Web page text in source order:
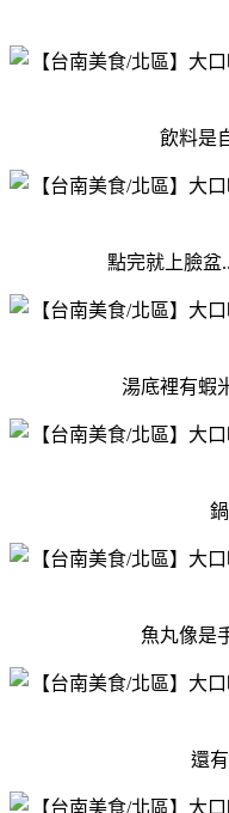
飲料是
點完就上臉盆
湯底裡有蝦
魚丸像是
還